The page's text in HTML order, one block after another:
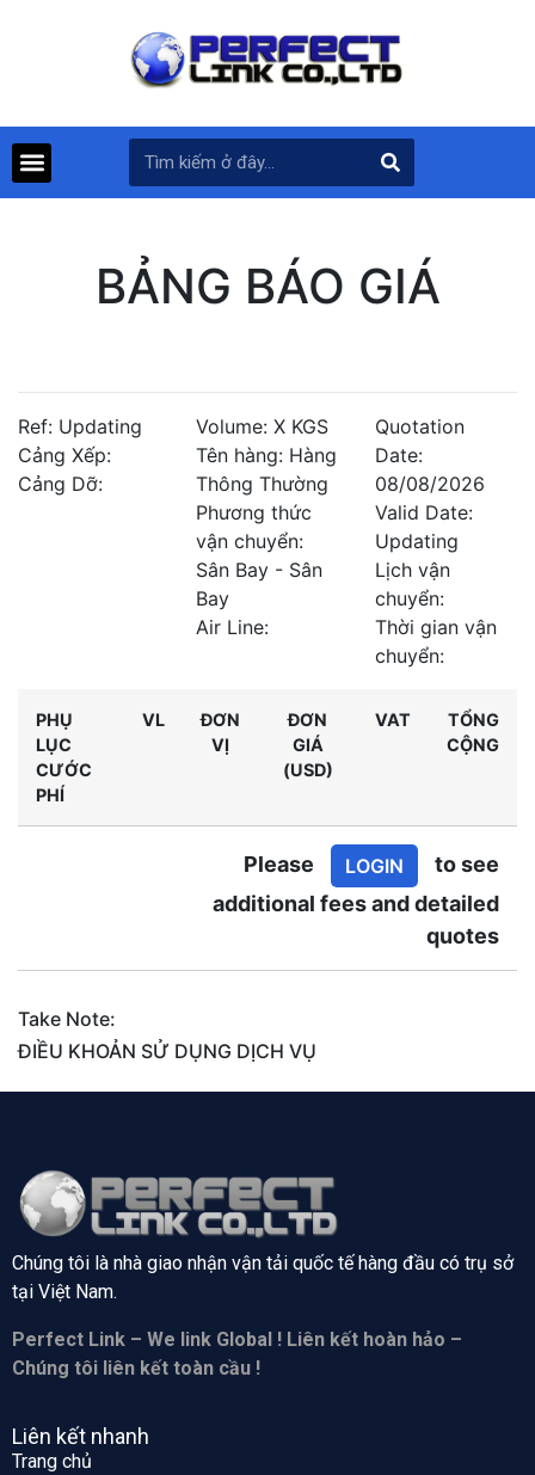
BẢNG BÁO GIÁ
Ref: Updating
Cảng Xếp:
Cảng Dỡ:
Volume: X KGS
Tên hàng: Hàng
Thông Thường
Phương thức
vận chuyển:
Sân Bay - Sân
Bay
Air Line:
Quotation
Date:
08/08/2026
Valid Date:
Updating
Lịch vận
chuyển:
Thời gian vận
chuyển:
PHỤ
LỤC
CƯỚC
PHÍ
VL
ĐƠN
VỊ
ĐƠN
GIÁ
(USD)
VAT
TỔNG
CỘNG
Please LOGIN
to see
additional fees and detailed
quotes
Take Note:
ĐIỀU KHOẢN SỬ DỤNG DỊCH VỤ
Chúng tôi là nhà giao nhận vận tải quốc tế hàng đầu có trụ sở
tại Việt Nam.
Perfect Link – We link Global ! Liên kết hoàn hảo –
Chúng tôi liên kết toàn cầu !
Liên kết nhanh
Trang chủ